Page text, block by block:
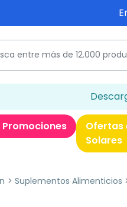
Promociones
Ofertas
Solares
Suplementos Alimenticios